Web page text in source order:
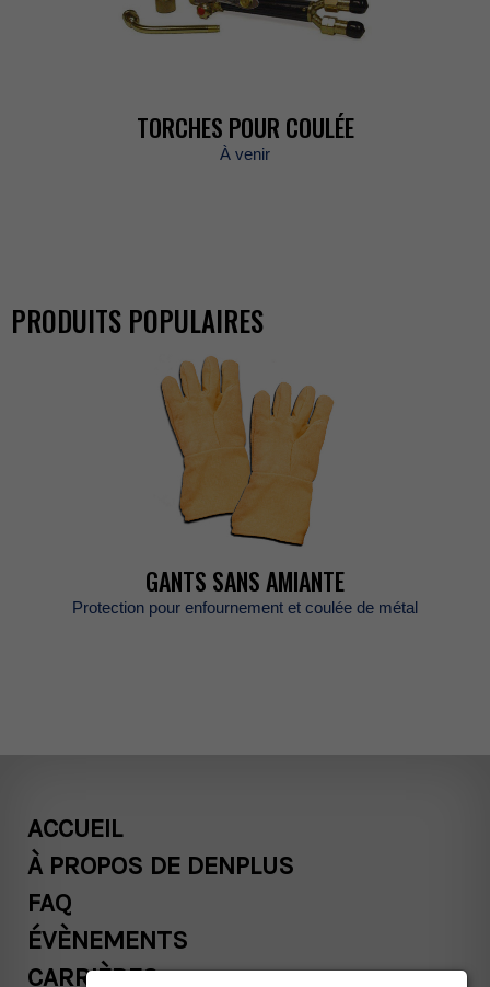
TORCHESPOURCOULÉE
Àvenir
PRODUITSPOPULAIRES
GANTSSANSAMIANTE
Protectionpourenfournementetcouléedemétal
ACCUEIL
ÀPROPOSDEDENPLUS
FAQ
ÉVÈNEMENTS
CARRIÈRES